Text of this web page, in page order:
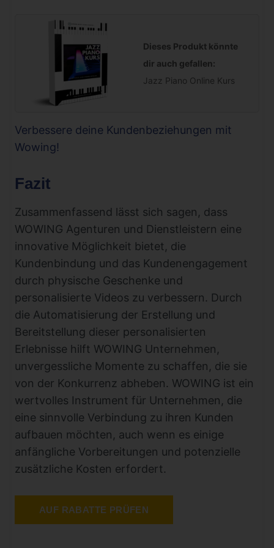
Dieses Produkt könnte
dir auch gefallen:
Jazz Piano Online Kurs
Verbessere deine Kundenbeziehungen mit
Wowing!
Fazit
Zusammenfassend lässt sich sagen, dass
WOWING Agenturen und Dienstleistern eine
innovative Möglichkeit bietet, die
Kundenbindung und das Kundenengagement
durch physische Geschenke und
personalisierte Videos zu verbessern. Durch
die Automatisierung der Erstellung und
Bereitstellung dieser personalisierten
Erlebnisse hilft WOWING Unternehmen,
unvergessliche Momente zu schaffen, die sie
von der Konkurrenz abheben. WOWING ist ein
wertvolles Instrument für Unternehmen, die
eine sinnvolle Verbindung zu ihren Kunden
aufbauen möchten, auch wenn es einige
anfängliche Vorbereitungen und potenzielle
zusätzliche Kosten erfordert.
AUF RABATTE PRÜFEN